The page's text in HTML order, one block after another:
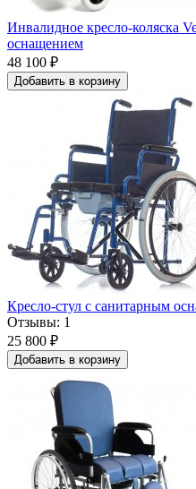
Инвалидное кресло-коляска
оснащением
48 100 ₽
Добавить в корзину
Кресло-стул с санитарным
Отзывы: 1
25 800 ₽
Добавить в корзину